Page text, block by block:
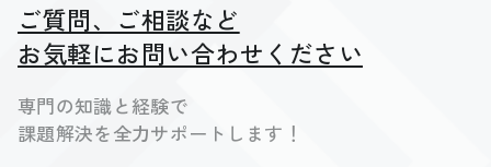
ご質問、ご相談など
お気軽にお問い合わせください
専門の知識と経験で
課題解決を全力サポートします！